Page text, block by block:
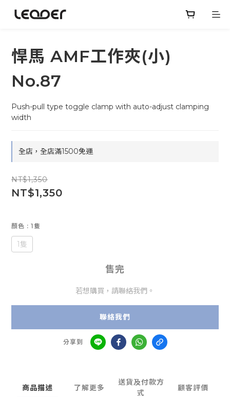
悍馬 AMF工作夾(小)
No.87
Push-pull type toggle clamp with auto-adjust clamping
width
全店，全店滿1500免運
NT$1,350
NT$1,350
顏色 : 1隻
1隻
售完
若想購買，請聯絡我們。
聯絡我們
分享到
商品描述 了解更多
送貨及付款方
式
顧客評價